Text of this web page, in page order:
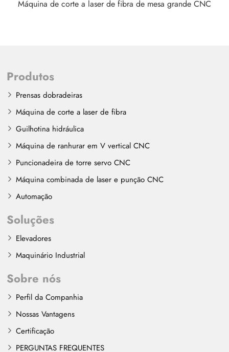
Máquina de corte a laser de fibra de mesa grande CNC
Produtos
Prensas dobradeiras
Máquina de corte a laser de fibra
Guilhotina hidráulica
Máquina de ranhurar em V vertical CNC
Puncionadeira de torre servo CNC
Máquina combinada de laser e punção CNC
Automação
Soluções
Elevadores
Maquinário Industrial
Sobre nós
Perfil da Companhia
Nossas Vantagens
Certificação
PERGUNTAS FREQUENTES